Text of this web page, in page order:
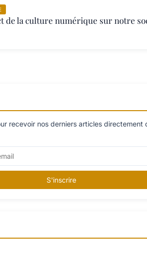
de la culture numérique sur notre
recevoir nos derniers articles directement
S'inscrire